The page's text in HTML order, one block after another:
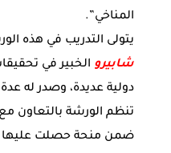
المناخي”.
يتولى التدريب في هذه
شابيرو الخبير في
دولية عديدة، وصدر له
تنظم الورشة بالتعاون
ضمن منحة حصلت عليها